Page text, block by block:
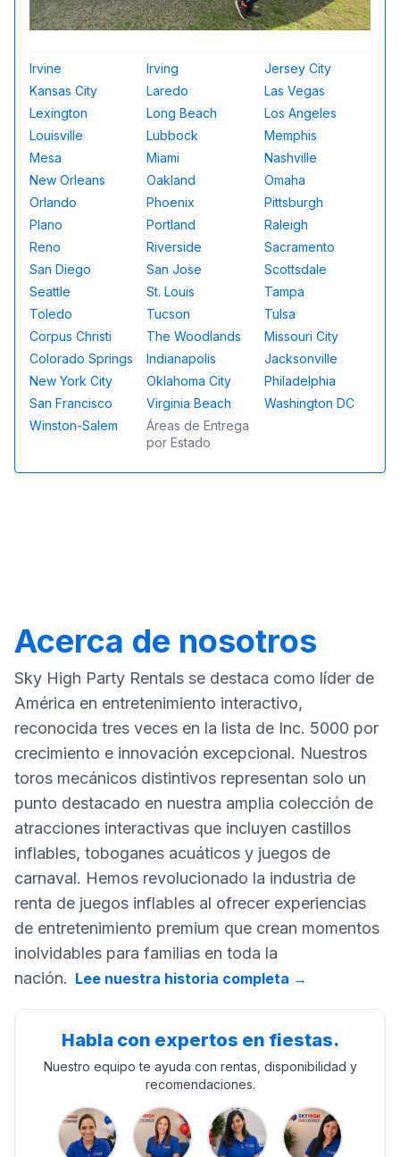
Irvine Irving
Jersey City
Kansas City
Laredo
Las Vegas
Lexington
Long Beach
Los Angeles
Louisville
Lubbock
Memphis
Mesa
Miami
Nashville
New Orleans
Oakland
Omaha
Orlando
Phoenix
Pittsburgh
Plano
Portland
Raleigh
Reno
Riverside
Sacramento
San Diego
San Jose
Scottsdale
Seattle
St. Louis
Tampa
Toledo
Tucson
Tulsa
Corpus Christi
The Woodlands
Missouri City
Colorado Springs
Indianapolis
Jacksonville
New York City
Oklahoma City
Philadelphia
San Francisco
Virginia Beach
Washington DC
Winston-Salem
Áreas de Entrega
por Estado
Acerca de nosotros
Sky High Party Rentals se destaca como líder de
América en entretenimiento interactivo,
reconocida tres veces en la lista de Inc. 5000 por
crecimiento e innovación excepcional. Nuestros
toros mecánicos distintivos representan solo un
punto destacado en nuestra amplia colección de
atracciones interactivas que incluyen castillos
inflables, toboganes acuáticos y juegos de
carnaval. Hemos revolucionado la industria de
renta de juegos inflables al ofrecer experiencias
de entretenimiento premium que crean momentos
inolvidables para familias en toda la
nación. Lee nuestra historia completa →
Habla con expertos en fiestas.
Nuestro equipo te ayuda con rentas, disponibilidad y
recomendaciones.